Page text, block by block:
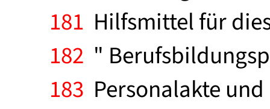
181 Hilfsmittel für
182 "
183 Personalakte